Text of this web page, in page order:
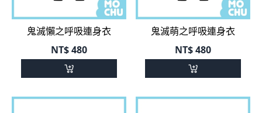
鬼滅懶之呼吸連身衣
NT$480
鬼滅萌之呼吸連身衣
NT$480